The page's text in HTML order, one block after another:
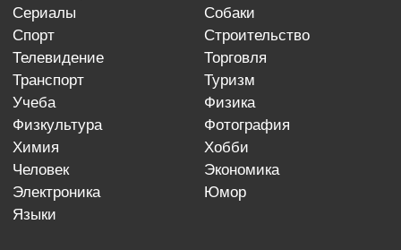
сериалы
собаки
спорт
строительство
телевидение
торговля
транспорт
туризм
учеба
физика
физкультура
фотография
химия
хобби
человек
экономика
электроника
юмор
языки